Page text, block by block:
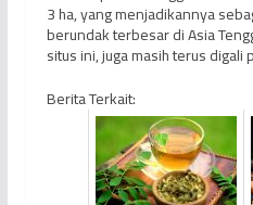
3 ha, yang menjadikannya
berundak terbesar di Asia
situs ini, juga masih terus digali
Berita Terkait: